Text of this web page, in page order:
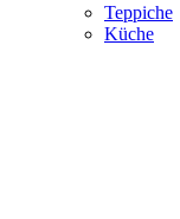
Teppiche
Küche